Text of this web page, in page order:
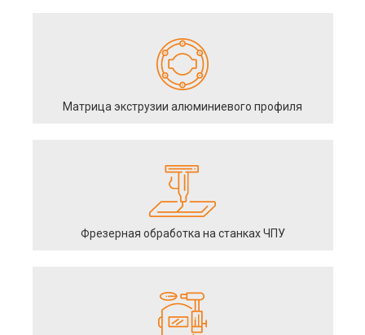
Матрица экструзии алюминиевого профиля
Фрезерная обработка на станках ЧПУ